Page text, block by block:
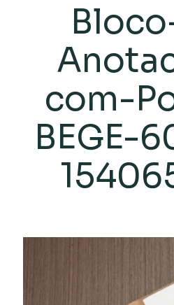
com-
BEGE-